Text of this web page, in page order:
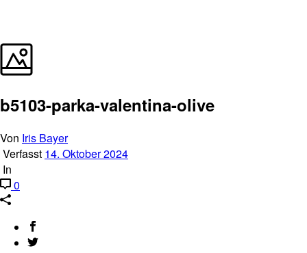
b5103-parka-valentina-olive
Von Iris Bayer
Verfasst 14. Oktober 2024
In
0